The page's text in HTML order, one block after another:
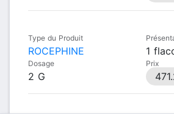
Type du Produit
ROCEPHINE 1
Dosage
2 G
Prix